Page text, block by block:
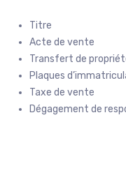
Titre
Acte de vente
Transfert de
Plaques
Taxe de vente
Dégagement de